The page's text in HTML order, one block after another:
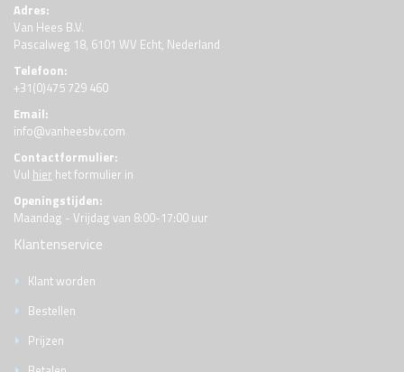
Adres:
Van Hees B.V.
Pascalweg 18, 6101 WV Echt, Nederland
Telefoon:
+31(0)475 729 460
Email:
info@vanheesbv.com
Contactformulier:
Vul hier het formulier in
Openingstijden:
Maandag - Vrijdag van 8:00-17:00 uur
Klantenservice
Klant worden
Bestellen
Prijzen